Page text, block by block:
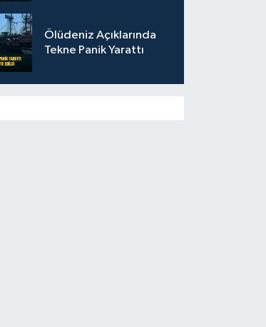
Ölüdeniz Açıklarında
Tekne Panik Yarattı